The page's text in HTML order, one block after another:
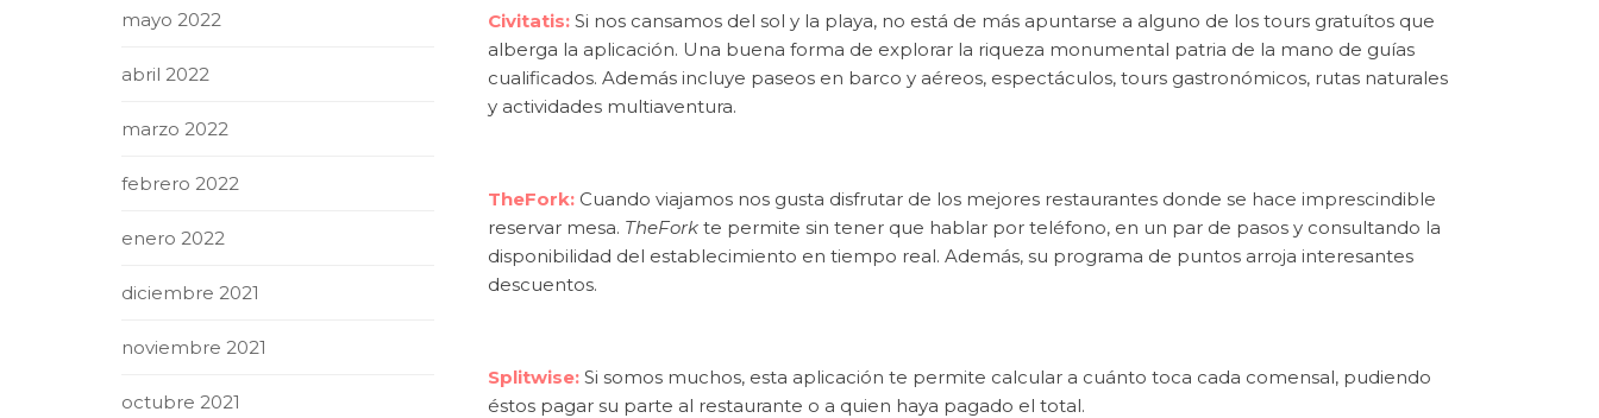
Civitatis:Si nos cansamos del sol y la playa, no está de más apuntarse a alguno de los tours gratuítos que
alberga la aplicación. Una buena forma de explorar la riqueza monumental patria de la mano de guías
cualificados. Además incluye paseos en barco y aéreos, espectáculos, tours gastronómicos, rutas naturales
y actividades multiaventura.
TheFork:Cuando viajamos nos gusta disfrutar de los mejores restaurantes donde se hace imprescindible
reservar mesa. TheForkte permite sin tener que hablar por teléfono, en un par de pasos y consultando la
disponibilidad del establecimiento en tiempo real. Además, su programa de puntos arroja interesantes
descuentos.
Splitwise:Si somos muchos, esta aplicación te permite calcular a cuánto toca cada comensal, pudiendo
éstos pagar su parte al restaurante o a quien haya pagado el total.
mayo 2022
abril 2022
marzo 2022
febrero 2022
enero 2022
diciembre 2021
noviembre 2021
octubre 2021